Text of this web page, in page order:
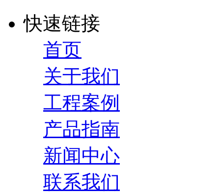
快速链接
首页
关于我们
工程案例
产品指南
新闻中心
联系我们